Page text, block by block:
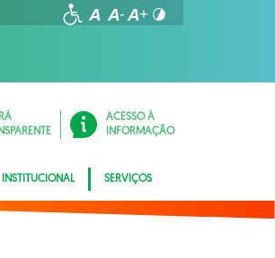
ACESSO À
INFORMAÇÃO
INSTITUCIONAL SERVIÇOS